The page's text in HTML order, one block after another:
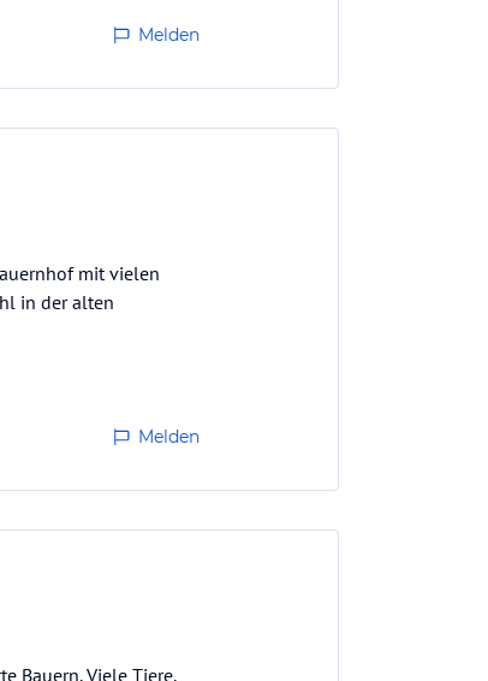
Melden
mit vielen
in der alten
Melden
Bauern. Viele Tiere.